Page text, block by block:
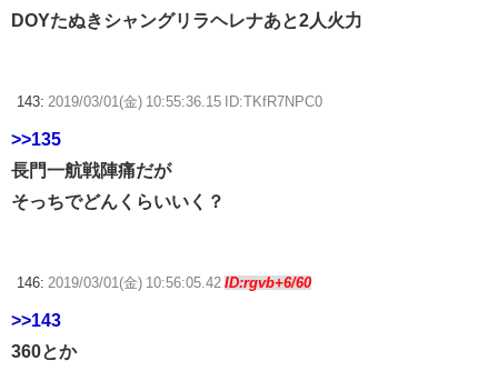
DOYたぬきシャングリラヘレナあと2人火力
143: 2019/03/01(金) 10:55:36.15 ID:TKfR7NPC0
>>135
長門一航戦陣痛だが
そっちでどんくらいいく？
146: 2019/03/01(金) 10:56:05.42 ID:rgvb+6/60
>>143
360とか